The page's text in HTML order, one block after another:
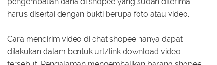
harus disertai dengan bukti berupa foto atau video.
Cara mengirim video di chat shopee hanya dapat
dilakukan dalam bentuk url/link download video